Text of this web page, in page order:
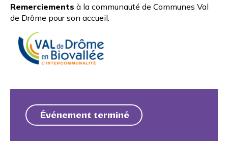
Remerciements à la communauté de Communes Val
de Drôme pour son accueil.
Événement terminé